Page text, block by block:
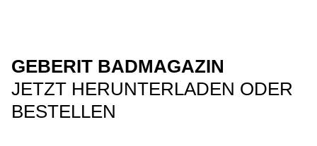
GEBERIT BADMAGAZIN
JETZT HERUNTERLADEN ODER
BESTELLEN